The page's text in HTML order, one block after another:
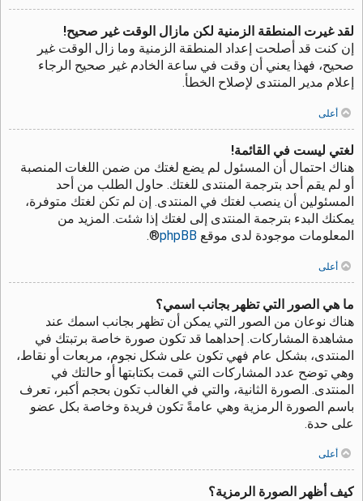
لقد غيرت المنطقة الزمنية لكن مازال الوقت غير صحيح!
إن كنت قد أصلحت إعداد المنطقة الزمنية وما زال الوقت غير
صحيح، فهذا يعني أن وقت في ساعة الخادم غير صحيح الرجاء
إعلام مدير المنتدى لإصلاح الخطأ.
أعلى
لغتي ليست في القائمة!
هناك احتمال أن المسئول لم يضع لغتك من ضمن اللغات المنصبة
أو لم يقم أحد بترجمة المنتدى للغتك. حاول الطلب من أحد
المسئولين أن ينصب لغتك في المنتدى. إن لم تكن لغتك متوفرة،
يمكنك البدء بترجمة المنتدى إلى لغتك إذا شئت. المزيد من
المعلومات موجودة لدى موقع phpBB
®.
أعلى
ما هي الصور التي تظهر بجانب اسمي؟
هناك نوعان من الصور التي يمكن أن تظهر بجانب اسمك عند
مشاهدة المشاركات. إحداهما قد تكون صورة خاصة برتبتك في
المنتدى، بشكل عام فهي تكون على شكل نجوم، مربعات أو نقاط،
وهي توضح عدد المشاركات التي قمت بكتابتها أو حالتك في
المنتدى. الصورة الثانية، والتي في الغالب تكون بحجم أكبر، تعرف
باسم الصورة الرمزية وهي عامةً تكون فريدة وخاصة بكل عضو
على حدة.
أعلى
كيف أظهر الصورة الرمزية؟